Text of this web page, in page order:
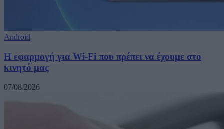
Android
Η εφαρμογή για Wi-Fi που πρέπει να έχουμε στο
κινητό μας
07/08/2026